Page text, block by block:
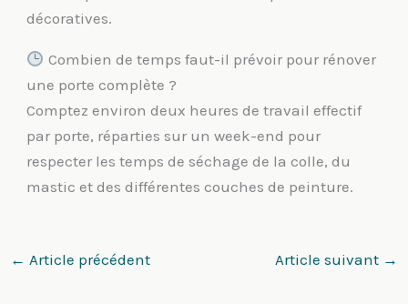
décoratives.
Combien de temps faut-il prévoir pour rénover
une porte complète ?
Comptez environ deux heures de travail effectif
par porte, réparties sur un week-end pour
respecter les temps de séchage de la colle, du
mastic et des différentes couches de peinture.
← Article précédent Article suivant →